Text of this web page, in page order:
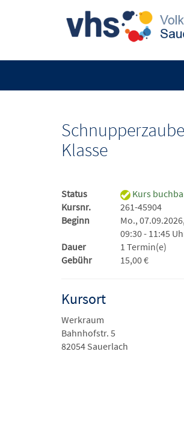
Klasse
Status
Kurs
Kursnr.
261-45904
Beginn
Mo.,
09:30 - 11:45
Dauer
1 Termin(e)
Gebühr
15,00 €
Kursort
Werkraum
Bahnhofstr. 5
82054 Sauerlach